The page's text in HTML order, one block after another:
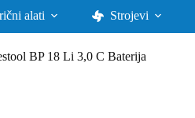
alati Strojevi
BP 18 Li 3,0 C Baterija